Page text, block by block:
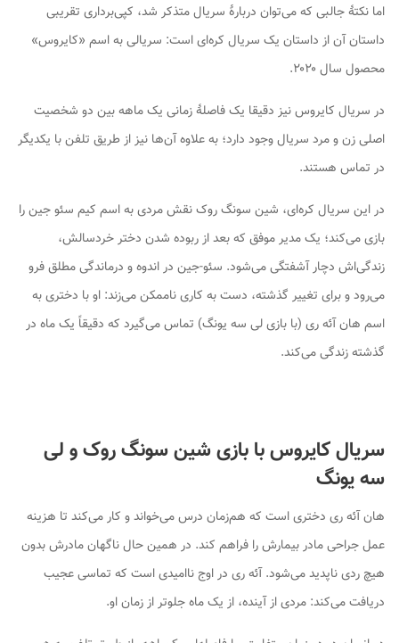
اما نکتۀ جالبی که می‌توان دربارۀ سریال متذکر شد، کپی‌برداری تقریبی
داستان آن از داستان یک سریال کره‌ای است: سریالی به اسم «کایروس»
محصول سال ۲۰۲۰.
در سریال کایروس نیز دقیقا یک فاصلۀ زمانی یک ماهه بین دو شخصیت
اصلی زن و مرد سریال وجود دارد؛ به علاوه آن‌ها نیز از طریق تلفن با یکدیگر
در تماس هستند.
در این سریال کره‌ای، شین سونگ روک نقش مردی به اسم کیم سئو جین را
بازی می‌کند؛ یک مدیر موفق که بعد از ربوده شدن دختر خردسالش،
زندگی‌اش دچار آشفتگی می‌شود. سئو-جین در اندوه و درماندگی مطلق فرو
می‌رود و برای تغییر گذشته، دست به کاری ناممکن می‌زند: او با دختری به
اسم هان آئه ری (با بازی لی سه یونگ) تماس می‌گیرد که دقیقاً یک ماه در
گذشته زندگی می‌کند.
سریال کایروس با بازی شین سونگ روک و لی
سه یونگ
هان آئه ری دختری است که هم‌زمان درس می‌خواند و کار می‌کند تا هزینه
عمل جراحی مادر بیمارش را فراهم کند. در همین حال ناگهان مادرش بدون
هیچ ردی ناپدید می‌شود. آئه ری در اوج ناامیدی است که تماسی عجیب
دریافت می‌کند: مردی از آینده، از یک ماه جلوتر از زمان او.